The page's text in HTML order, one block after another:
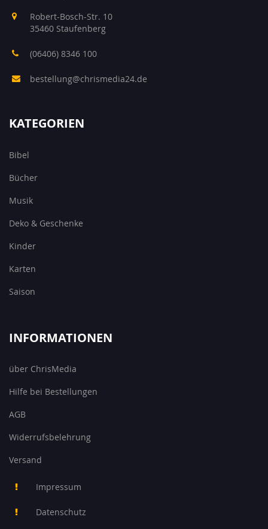
Robert-Bosch-Str. 10
35460 Staufenberg
(06406) 8346 100
bestellung@chrismedia24.de
KATEGORIEN
Bibel
Bücher
Musik
Deko & Geschenke
Kinder
Karten
Saison
INFORMATIONEN
über ChrisMedia
Hilfe bei Bestellungen
AGB
Widerrufsbelehrung
Versand
Impressum
Datenschutz